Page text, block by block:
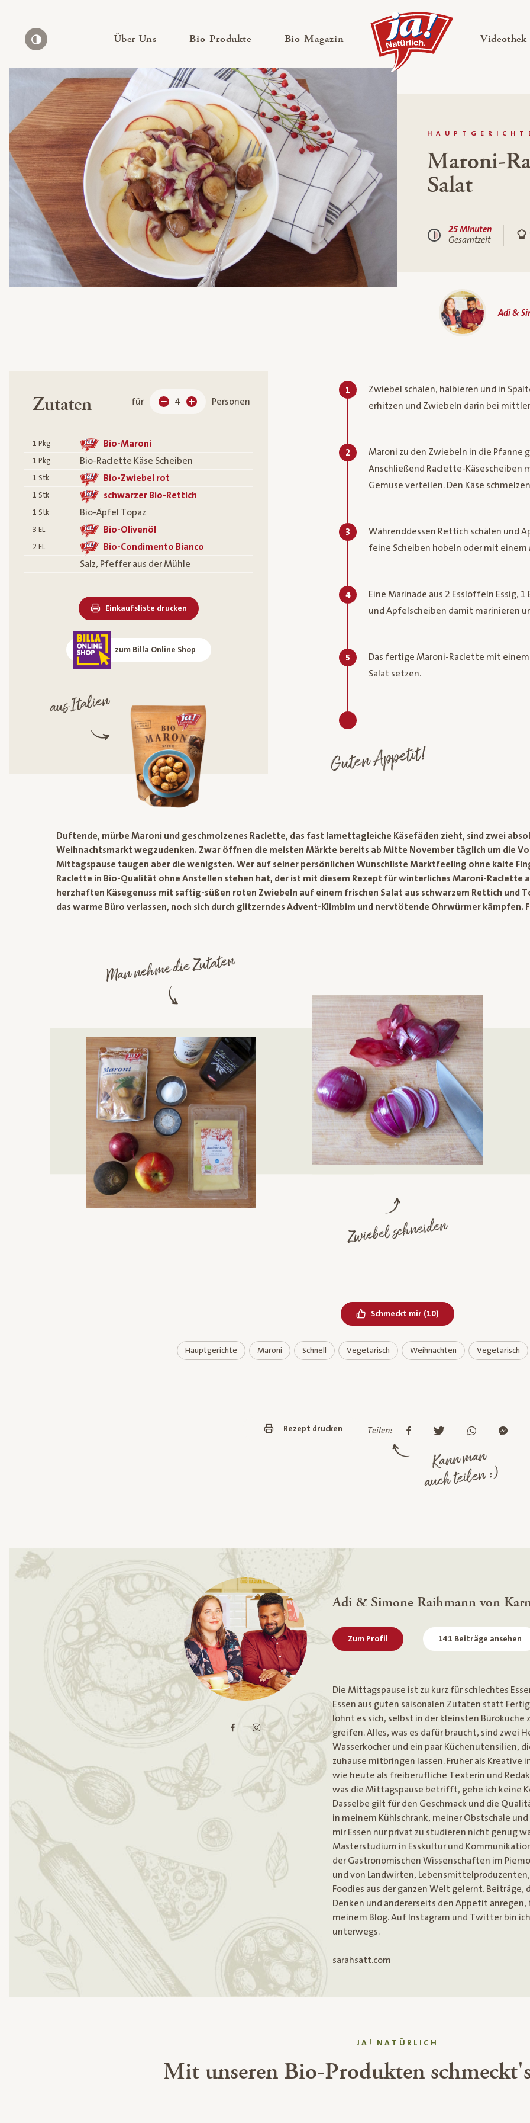
Über Uns— Untermenü ausklappen
Bio-Produkte— Untermenü ausklappen
Bio-Magazin — Untermenü ausklappen Videothek
Maroni-
Salat
25 Minuten
Gesamtzeit
Adi &
Zutaten für 4 Personen
1 Pkg Bio-Maroni
1 Pkg Bio-Raclette Käse Scheiben
1 Stk Bio-Zwiebel rot
1 Stk schwarzer Bio-Rettich
1 Stk Bio-Äpfel Topaz
3 EL Bio-Olivenöl
2 EL
Bio-Condimento Bianco
Salz, Pfeffer aus der Mühle
Einkaufsliste drucken
zum Billa Online Shop
aus Italien
1
Zwiebel schälen, halbieren und in
erhitzen und Zwiebeln darin bei
2
Maroni zu den Zwiebeln in die Pfanne
Anschließend Raclette-Käsescheiben
Gemüse verteilen. Den Käse
3
Währenddessen Rettich schälen und
feine Scheiben hobeln oder mit einem
4
Eine Marinade aus 2 Esslöffeln Essig,
und Apfelscheiben damit marinieren
5
Das fertige Maroni-Raclette mit
Salat setzen.
Guten Appetit!
Duftende, mürbe Maroni und geschmolzenes Raclette, das fast lamettagleiche Käsefäden zieht, sind zwei
Weihnachtsmarkt wegzudenken. Zwar öffnen die meisten Märkte bereits ab Mitte November täglich um die
Mittagspause taugen aber die wenigsten. Wer auf seiner persönlichen Wunschliste Marktfeeling ohne kalte
Raclette in Bio-Qualität ohne Anstellen stehen hat, der ist mit diesem Rezept für winterliches Maroni-Raclette
herzhaften Käsegenuss mit saftig-süßen roten Zwiebeln auf einem frischen Salat aus schwarzem Rettich und
das warme Büro verlassen, noch sich durch glitzerndes Advent-Klimbim und nervtötende Ohrwürmer kämpfen.
Man nehme die Zutaten
Zwiebel schneiden
Schmeckt mir Bereits geliked
(10)
Hauptgerichte Maroni Schnell Vegetarisch Weihnachten Vegetarisch
Rezept drucken Teilen:
Kann man
auch teilen :)
Adi & Simone Raihmann von
Zum Profil 141 Beiträge ansehen
Die Mittagspause ist zu kurz für schlechtes
Essen aus guten saisonalen Zutaten statt
lohnt es sich, selbst in der kleinsten Büroküche
greifen. Alles, was es dafür braucht, sind zwei
Wasserkocher und ein paar Küchenutensilien,
zuhause mitbringen lassen. Früher als Kreative
wie heute als freiberufliche Texterin und
was die Mittagspause betrifft, gehe ich keine
Dasselbe gilt für den Geschmack und die
in meinem Kühlschrank, meiner Obstschale
mir Essen nur privat zu studieren nicht genug
Masterstudium in Esskultur und
der Gastronomischen Wissenschaften im
und von Landwirten,
Foodies aus der ganzen Welt gelernt. Beiträge,
Denken und andererseits den Appetit
meinem Blog. Auf Instagram und Twitter bin
unterwegs.
sarahsatt.com
JA! NATÜRLICH
Mit unseren Bio-Produkten